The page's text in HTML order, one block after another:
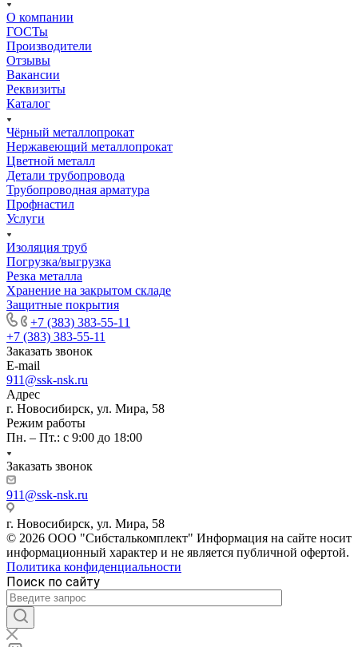
О компании
ГОСТы
Производители
Отзывы
Вакансии
Реквизиты
Каталог
Чёрный металлопрокат
Нержавеющий металлопрокат
Цветной металл
Детали трубопровода
Трубопроводная арматура
Профнастил
Услуги
Изоляция труб
Погрузка/выгрузка
Резка металла
Хранение на закрытом складе
Защитные покрытия
+7 (383) 383-55-11
+7 (383) 383-55-11
Заказать звонок
E-mail
911@ssk-nsk.ru
Адрес
г. Новосибирск, ул. Мира, 58
Режим работы
Пн. – Пт.: с 9:00 до 18:00
Заказать звонок
911@ssk-nsk.ru
г. Новосибирск, ул. Мира, 58
© 2026 ООО "Сибсталькомплект" Информация на сайте носит
информационный характер и не является публичной офертой.
Политика конфиденциальности
Поиск по сайту